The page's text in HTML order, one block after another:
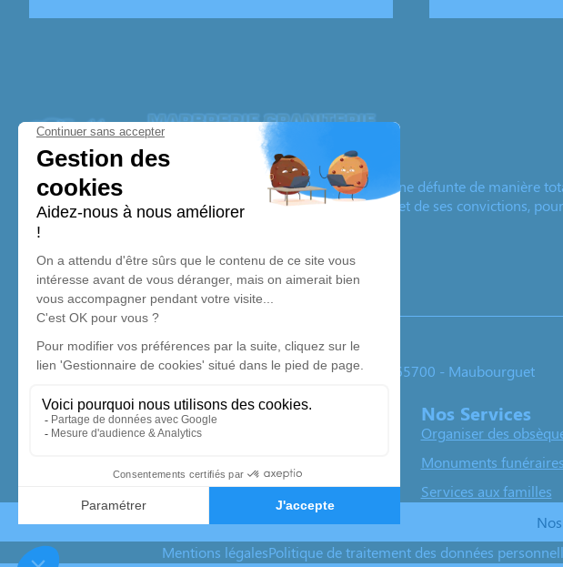
Pompes Funèbres Pellerin
Nos équipes vous aident à honorer la mémoire de la personne défunte de manière
son souvenir dans le respect de ses volontés, de ses valeurs et de ses convictions,
son dernier voyage.
Notre agence
Pompes Funèbres Pellerin
05 62 96 47 40
pellerin.sarl@orange.fr
Zone Industrielle du Marmajou Rue Diane d'Andouins - 65700 - Maubourguet
Nos Services
Organiser des
Monuments funéraires
Services aux familles
Mentions légalesPolitique de traitement des données